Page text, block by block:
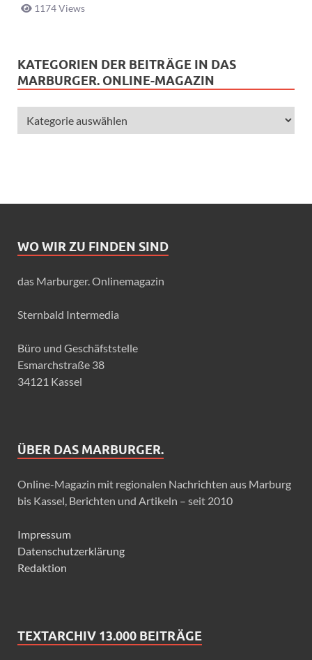
1174 Views
KATEGORIEN DER BEITRÄGE IN DAS
MARBURGER. ONLINE-MAGAZIN
WO WIR ZU FINDEN SIND
das Marburger. Onlinemagazin
Sternbald Intermedia
Büro und Geschäfststelle
Esmarchstraße 38
34121 Kassel
ÜBER DAS MARBURGER.
Online-Magazin mit regionalen Nachrichten aus Marburg
bis Kassel, Berichten und Artikeln – seit 2010
Impressum
Datenschutzerklärung
Redaktion
TEXTARCHIV 13.000 BEITRÄGE